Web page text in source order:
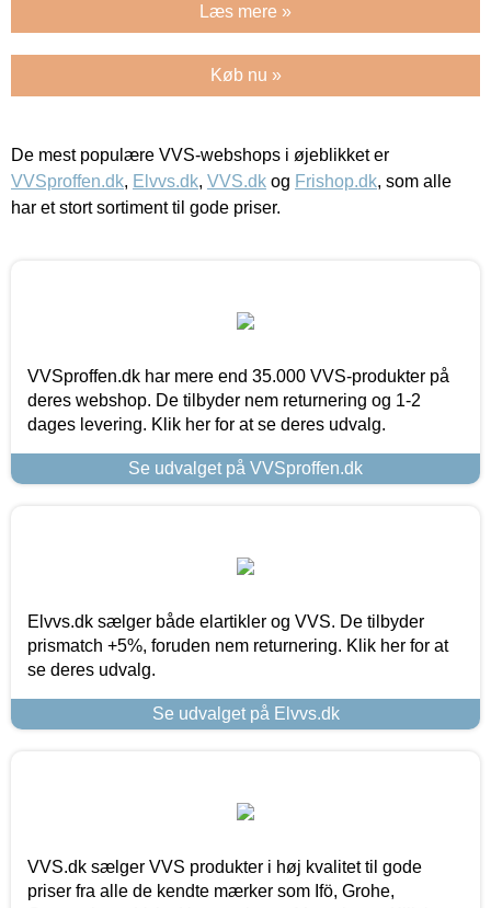
Læs mere »
Køb nu »
De mest populære VVS-webshops i øjeblikket er
VVSproffen.dk, Elvvs.dk, VVS.dk og Frishop.dk, som alle
har et stort sortiment til gode priser.
VVSproffen.dk har mere end 35.000 VVS-produkter på
deres webshop. De tilbyder nem returnering og 1-2
dages levering. Klik her for at se deres udvalg.
Se udvalget på VVSproffen.dk
Elvvs.dk sælger både elartikler og VVS. De tilbyder
prismatch +5%, foruden nem returnering. Klik her for at
se deres udvalg.
Se udvalget på Elvvs.dk
VVS.dk sælger VVS produkter i høj kvalitet til gode
priser fra alle de kendte mærker som Ifö, Grohe,